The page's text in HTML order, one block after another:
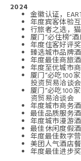
2024
金徽认证，
年度宾客体验
行旅者之选，
厦门“必住榜”
年度住客好评
臻选城市品牌
年度最佳商旅酒
年度至优城市
厦门“必吃100
投资贸易洽谈会
厦门“必吃100
资贸易洽谈会
年度城市商务
最佳品质服务
年度城市漫游
最佳休闲度假
年度最佳数字
美团人气酒店
年度最佳进步